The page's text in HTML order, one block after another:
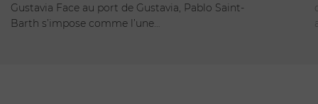
Gustavia Face au port de Gustavia, Pablo Saint-
Barth s’impose comme l’une…